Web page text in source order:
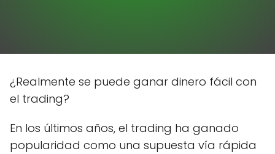
¿Realmente se puede ganar dinero fácil con
el trading?
En los últimos años, el trading ha ganado
popularidad como una supuesta vía rápida